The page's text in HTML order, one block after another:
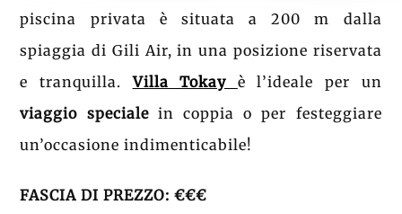
piscina privata è situata a 200 m dalla
spiaggia di Gili Air, in una posizione riservata
e tranquilla.Villa Tokay è l’ideale per un
viaggio specialein coppia o per festeggiare
un’occasione indimenticabile!
FASCIA DI PREZZO: €€€